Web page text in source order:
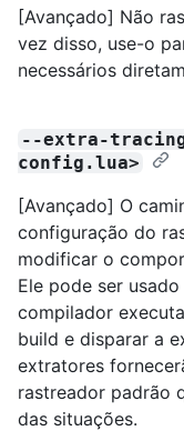
[Avançado] Não
vez disso, use-o
necessários
--extra-
config.lua>
[Avançado] O
configuração do
modificar o
Ele pode ser
compilador
build e disparar a
extratores
rastreador padrão
das situações.